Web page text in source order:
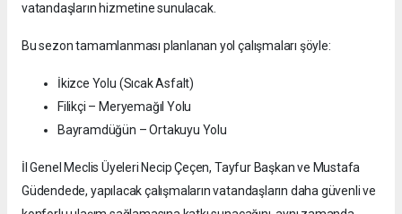
vatandaşların hizmetine sunulacak.
Bu sezon tamamlanması planlanan yol çalışmaları şöyle:
İkizce Yolu (Sıcak Asfalt)
Filikçi – Meryemağıl Yolu
Bayramdüğün – Ortakuyu Yolu
İl Genel Meclis Üyeleri Necip Çeçen, Tayfur Başkan ve Mustafa
Güdendede, yapılacak çalışmaların vatandaşların daha güvenli ve